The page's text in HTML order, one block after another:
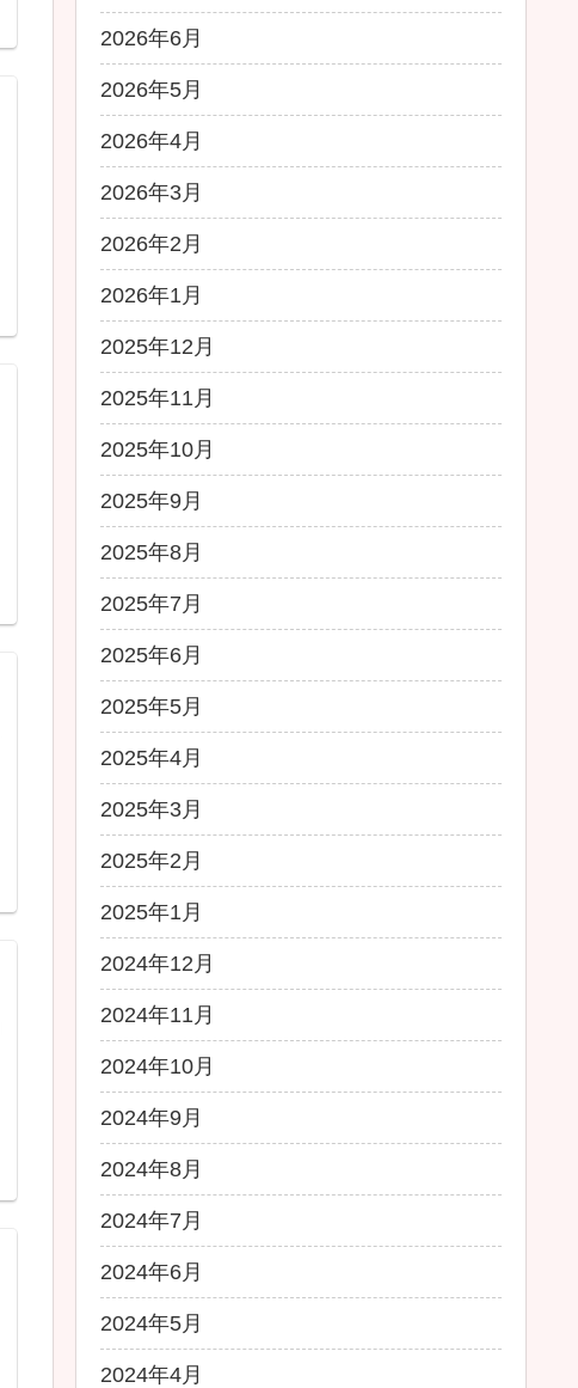
2026年6月
2026年5月
2026年4月
2026年3月
2026年2月
2026年1月
2025年12月
2025年11月
2025年10月
2025年9月
2025年8月
2025年7月
2025年6月
2025年5月
2025年4月
2025年3月
2025年2月
2025年1月
2024年12月
2024年11月
2024年10月
2024年9月
2024年8月
2024年7月
2024年6月
2024年5月
2024年4月